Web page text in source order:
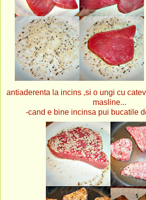
antiaderenta la incins ,si o ungi cu
masline...
-cand e bine incinsa pui bucatile